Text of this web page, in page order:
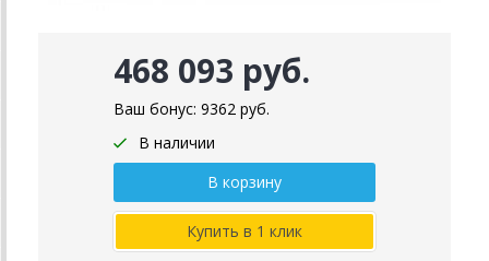
468 093 руб.
Ваш бонус: 9362 руб.
В наличии